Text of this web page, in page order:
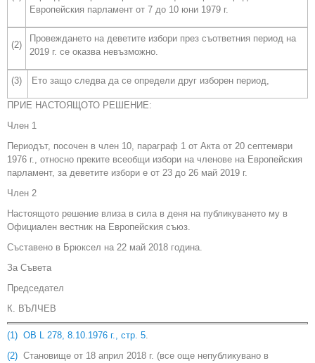
Европейския парламент от 7 до 10 юни 1979 г.
(2)
Провеждането на деветите избори през съответния период на
2019 г. се оказва невъзможно.
(3) Ето защо следва да се определи друг изборен период,
ПРИЕ НАСТОЯЩОТО РЕШЕНИЕ:
Член 1
Периодът, посочен в член 10, параграф 1 от Акта от 20 септември
1976 г., относно преките всеобщи избори на членове на Европейския
парламент, за деветите избори е от 23 до 26 май 2019 г.
Член 2
Настоящото решение влиза в сила в деня на публикуването му в
Официален вестник на Европейския съюз.
Съставено в Брюксел на 22 май 2018 година.
За Съвета
Председател
К. ВЪЛЧЕВ
(1) ОВ L 278, 8.10.1976 г., стр. 5.
(2) Становище от 18 април 2018 г. (все още непубликувано в